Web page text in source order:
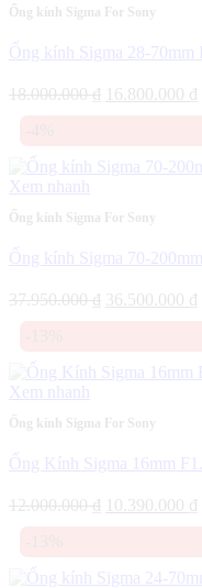
Ống kính Sigma For Sony
Ống kính Sigma 28-70mm
18.000.000₫
Giá
16.800.000 ₫
Xem nhanh
Ống kính Sigma For Sony
Ống kính Sigma 70-
37.950.000₫ Giá
36.500.000 ₫
Xem nhanh
Ống kính Sigma For Sony
Ống Kính Sigma 16mm
12.000.000₫
Giá
10.390.000 ₫